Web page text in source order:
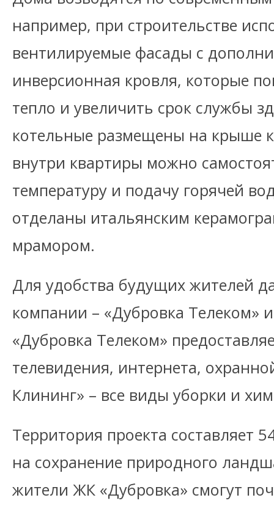
например, при строительстве
вентилируемые фасады с
инверсионная кровля, которые
тепло и увеличить срок службы
котельные размещены на крыше
внутри квартиры можно
температуру и подачу горячей
отделаны итальянским
мрамором.
Для удобства будущих жителей
компании – «Дубровка Телеком»
«Дубровка Телеком»
телевидения, интернета,
Клининг» – все виды уборки и
Территория проекта составляет
на сохранение природного
жители ЖК «Дубровка» смогут